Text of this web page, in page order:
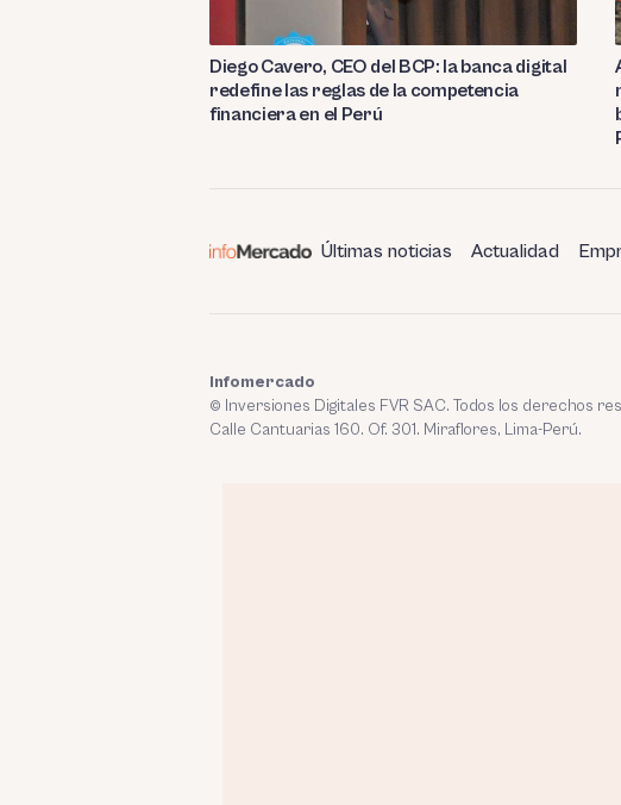
Diego Cavero, CEO del BCP: la banca digital
redefine las reglas de la competencia
financiera en el Perú
Últimas noticias Actualidad
Infomercado
© Inversiones Digitales FVR SAC. Todos los derechos
Calle Cantuarias 160. Of. 301. Miraflores, Lima-Perú.